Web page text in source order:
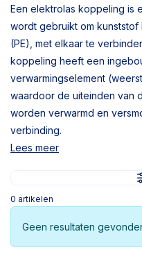
Een elektrolas koppeling is
wordt gebruikt om
(PE), met elkaar te
koppeling heeft een
verwarmingselement
waardoor de uiteinden van
worden verwarmd en
verbinding.
Lees meer
0 artikelen
Geen resultaten